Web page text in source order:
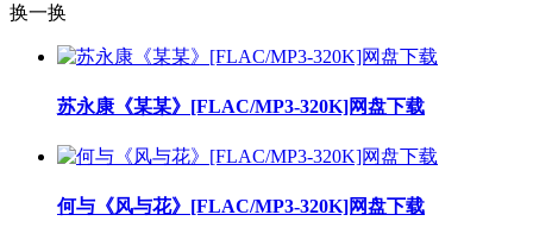
换一换
苏永康《某某》[FLAC/MP3-320K]网盘下载
何与《风与花》[FLAC/MP3-320K]网盘下载